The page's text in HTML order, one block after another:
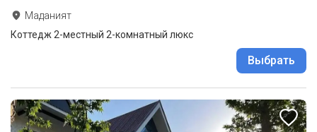
Маданият
Коттедж 2-местный 2-комнатный люкс
Выбрать